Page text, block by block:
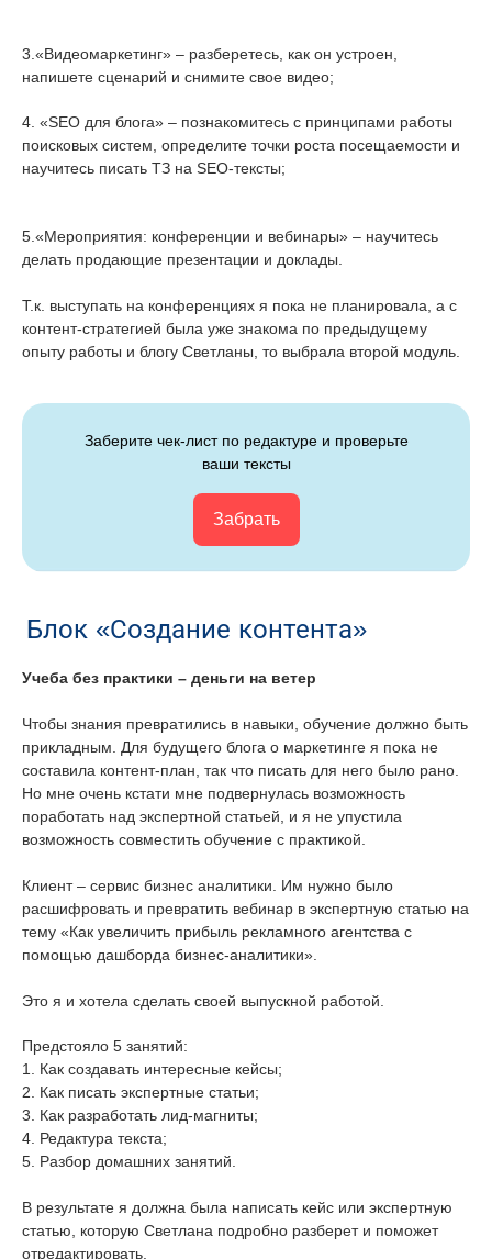
3.«Видеомаркетинг» – разберетесь, как он устроен,
напишете сценарий и снимите свое видео;
4. «SEO для блога» – познакомитесь с принципами работы
поисковых систем, определите точки роста посещаемости и
научитесь писать ТЗ на SEO-тексты;
5.«Мероприятия: конференции и вебинары» – научитесь
делать продающие презентации и доклады.
Т.к. выступать на конференциях я пока не планировала, а с
контент-стратегией была уже знакома по предыдущему
опыту работы и блогу Светланы, то выбрала второй модуль.
Заберите чек-лист по редактуре и проверьте
ваши тексты
Забрать
Блок «Создание контента»
Учеба без практики – деньги на ветер
Чтобы знания превратились в навыки, обучение должно быть
прикладным. Для будущего блога о маркетинге я пока не
составила контент-план, так что писать для него было рано.
Но мне очень кстати мне подвернулась возможность
поработать над экспертной статьей, и я не упустила
возможность совместить обучение с практикой.
Клиент – сервис бизнес аналитики. Им нужно было
расшифровать и превратить вебинар в экспертную статью на
тему «Как увеличить прибыль рекламного агентства с
помощью дашборда бизнес-аналитики».
Это я и хотела сделать своей выпускной работой.
Предстояло 5 занятий:
1. Как создавать интересные кейсы;
2. Как писать экспертные статьи;
3. Как разработать лид-магниты;
4. Редактура текста;
5. Разбор домашних занятий.
В результате я должна была написать кейс или экспертную
статью, которую Светлана подробно разберет и поможет
отредактировать.